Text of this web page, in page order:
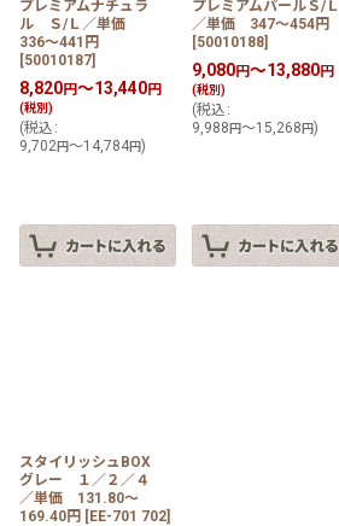
プレミアムナチュラ
ル Ｓ/Ｌ／単価
336〜441円
[50010187]
8,820円～13,440円
(税別)
(税込 :
9,702円～14,784円)
プレミアムパールＳ/Ｌ
／単価 347〜454円
[50010188]
9,080円～13,880円
(税別)
(税込 :
9,988 円～15,268 円)
スタイリッシュBOX
グレー １／２／４
／単価 131.80〜
169.40円 [EE-701 702]